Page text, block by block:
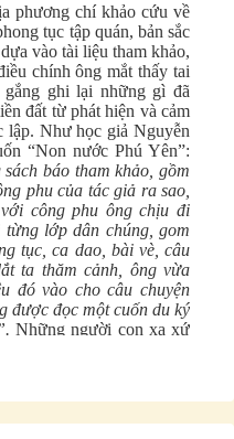
phương chí khảo cứu về
tục tập quán, bản sắc
vào tài liệu tham khảo,
chính ông mắt thấy tai
ghi lại những gì đã
đất từ phát hiện và cảm
lập. Như học giả Nguyễn
“Non nước Phú Yên”:
báo tham khảo, gồm
phu của tác giả ra sao,
công phu ông chịu đi
lớp dân chúng, gom
tục, ca dao, bài vè, câu
ta thăm cảnh, ông vừa
đó vào cho câu chuyện
được đọc một cuốn du ký
Những người con xa xứ
tham khảo cho những ai